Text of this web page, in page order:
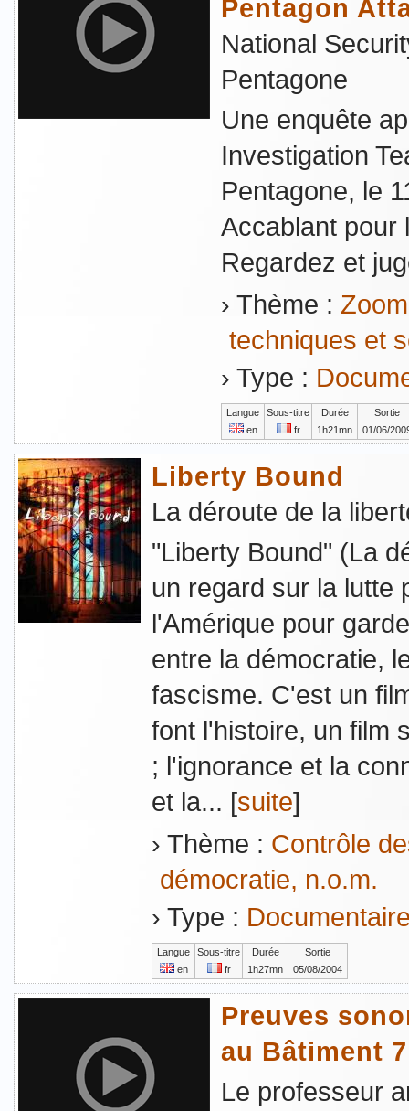
Pentagon
National
Pentagone
Une enquête
Investigation
Pentagone, le
Accablant pour
Regardez et
› Thème :
techniques et
› Type :
Langue Sous-titre Durée
Sortie
en
fr 1h21mn 01/06/
Liberty Bound
La déroute de la
"Liberty Bound" (La
un regard sur la lutte
l'Amérique pour
entre la démocratie,
fascisme. C'est un
font l'histoire, un film
; l'ignorance et la
et la... [suite]
› Thème : Contrôle
démocratie, n.o.m.
› Type :
Langue Sous-titre Durée
Sortie
en
fr 1h27mn 05/08/2004
Preuves
au Bâtiment
Le professeur